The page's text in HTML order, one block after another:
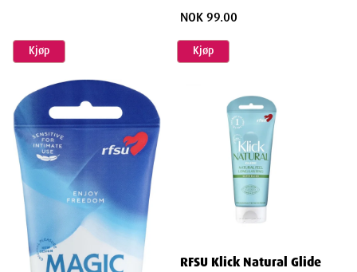
Kjøp
NOK 99.00
Kjøp
RFSU Klick Natural Glide